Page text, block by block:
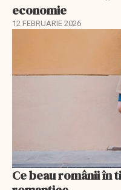
economie
12 FEBRUARIE 2026
Ce beau românii în